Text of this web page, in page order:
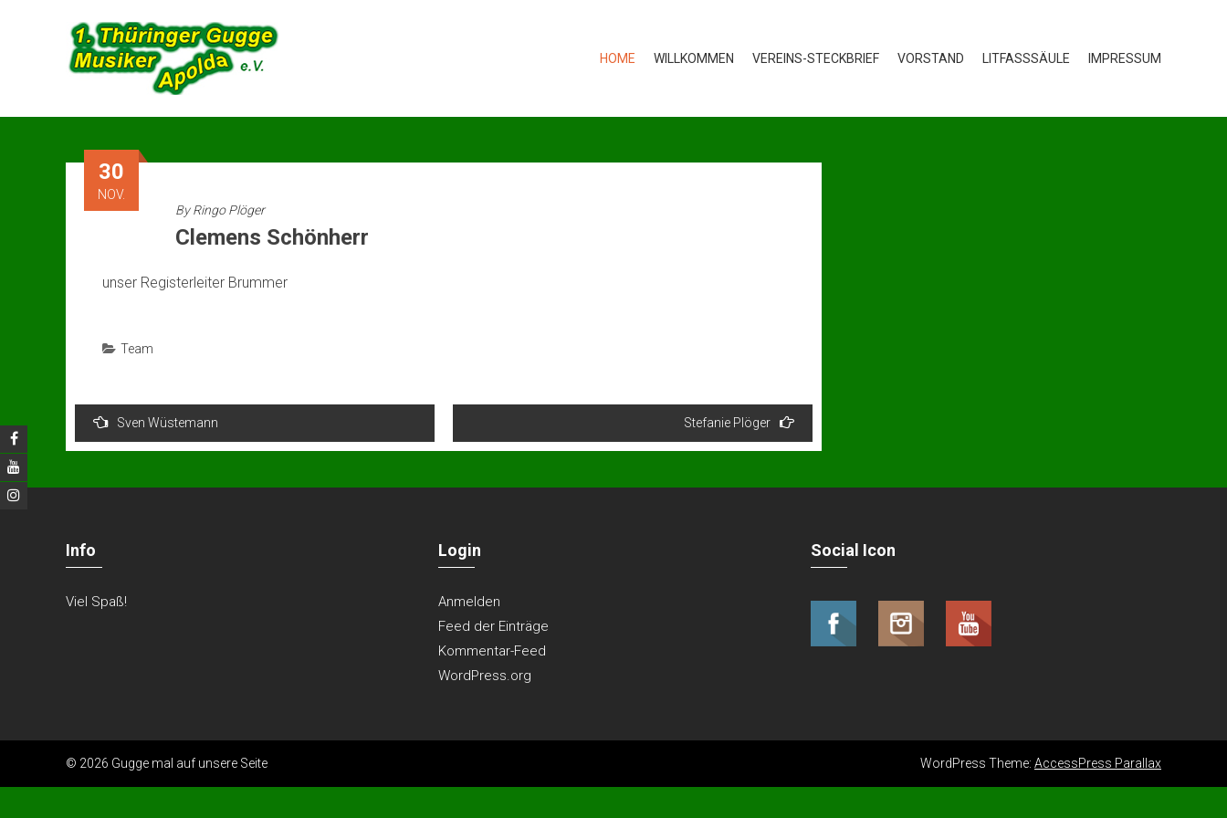
HOME WILLKOMMEN VEREINS-STECKBRIEF VORSTAND LITFASSSÄULE IMPRESSUM
30
NOV.
ByRingo Plöger
Clemens Schönherr
unser Registerleiter Brummer
Team
Beitragsnavigation
Sven Wüstemann Stefanie Plöger
Info
Viel Spaß!
Login
Anmelden
Feed der Einträge
Kommentar-Feed
WordPress.org
Social Icon
© 2026 Gugge mal auf unsere Seite WordPress Theme: AccessPress Parallax